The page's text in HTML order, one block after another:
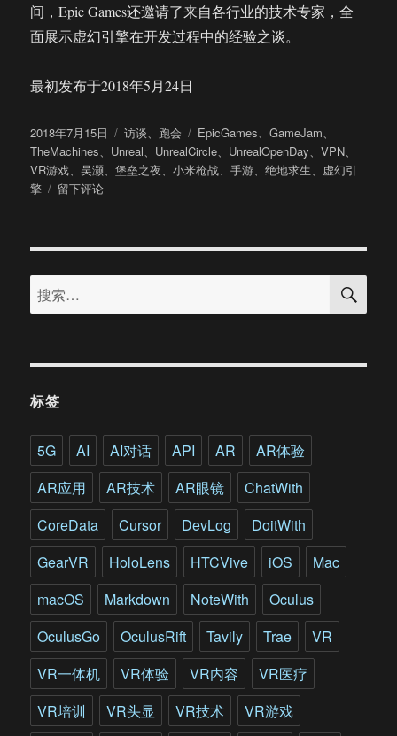
间，Epic Games还邀请了来自各行业的技术专家，全
面展示虚幻引擎在开发过程中的经验之谈。
最初发布于2018年5月24日
发
布
于
2018年7月15日
分
类
访谈、 跑会
标
签
EpicGames、GameJam、
TheMachines、 Unreal、 UnrealCircle、 UnrealOpenDay、VPN、
VR游戏、吴灏、堡垒之夜、小米枪战、手游、绝地求生、 虚幻引
擎
于
大
华
区
总
灏：
虚
擎
中
国
用
户
群
体
快
速
壮
大
游
戏
品
质
留下评论
搜
索：
搜
标签
5G AI AI对话 API AR
AR体验
AR应用
AR技术 AR眼镜
ChatWith
CoreData
Cursor DevLog
DoitWith
GearVR
HoloLens HTCVive iOS
Mac
macOS
Markdown NoteWith
Oculus
OculusGo
OculusRift Tavily Trae
VR
VR一体机
VR体验 VR内容
VR医疗
VR培训
VR头显 VR技术
VR游戏